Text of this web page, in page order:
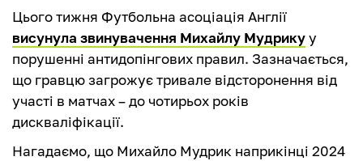
Цього тижня Футбольна асоціація Англії
висунула звинувачення Михайлу Мудрикуу
порушенні антидопінгових правил. Зазначається,
що гравцю загрожує тривале відсторонення від
участі в матчах – до чотирьох років
дискваліфікації.
Нагадаємо, що Михайло Мудрик наприкінці 2024